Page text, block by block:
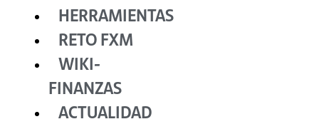
HERRAMIENTAS
RETO FXM
WIKI-
FINANZAS
ACTUALIDAD